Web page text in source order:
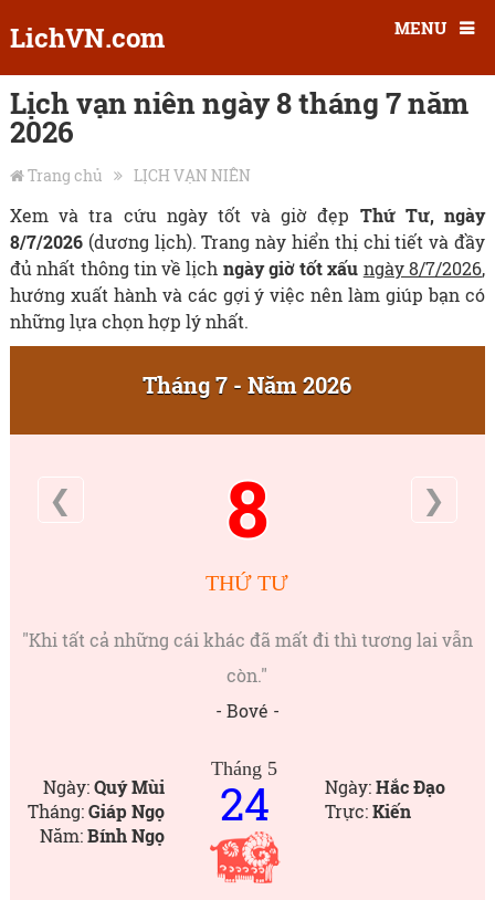
LichVN.com MENU
Lịch vạn niên ngày 8 tháng 7 năm
2026
Trang chủ LỊCH VẠN NIÊN
Xem và tra cứu ngày tốt và giờ đẹp Thứ Tư, ngày
8/7/2026(dương lịch). Trang này hiển thị chi tiết và đầy
đủ nhất thông tin về lịch ngày giờ tốt xấu ngày 8/7/2026,
hướng xuất hành và các gợi ý việc nên làm giúp bạn có
những lựa chọn hợp lý nhất.
Tháng 7 - Năm 2026
❮ 8 ❯
THỨ TƯ
"Khi tất cả những cái khác đã mất đi thì tương lai vẫn
còn."
- Bové -
Ngày:Quý Mùi
Tháng:Giáp Ngọ
Năm:Bính Ngọ
Tháng 5
24 Ngày:Hắc Đạo
Trực:Kiến